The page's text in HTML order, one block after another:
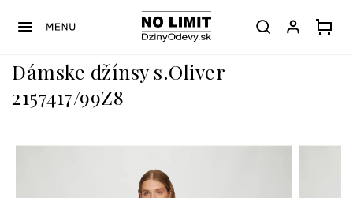
Dámske džínsy s.Oliver
2157417/99Z8